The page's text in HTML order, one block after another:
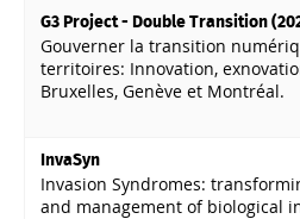
G3 Project - Double Transition
Gouverner la transition
territoires: Innovation,
Bruxelles, Genève et Montréal.
InvaSyn
Invasion Syndromes:
and management of biological